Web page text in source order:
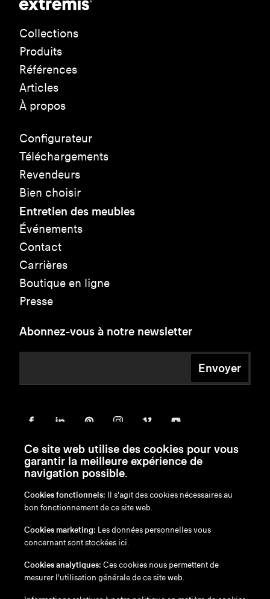
Collections
Produits
Références
Articles
À propos
Configurateur
Téléchargements
Revendeurs
Bien choisir
Entretien des meubles
Événements
Contact
Carrières
Boutique en ligne
Presse
Abonnez-vous à notre newsletter
Envoyer
en/nl/fr/de
Exonération de responsabilité
Politique en matière de cookies
Ce site web utilise des cookies pour vous
garantir la meilleure expérience de
navigation possible.
Cookies fonctionnels: Il s'agit des cookies nécessaires au
bon fonctionnement de ce site web.
Cookies marketing: Les données personnelles vous
concernant sont stockées ici.
Cookies analytiques: Ces cookies nous permettent de
mesurer l'utilisation générale de ce site web.